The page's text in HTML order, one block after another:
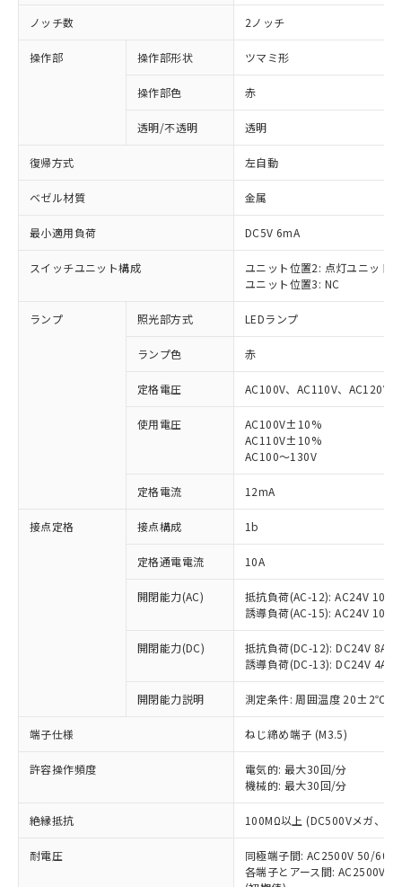
ノッチ数 2ノッチ
操作部 操作部形状 ツマミ形
操作部色 赤
透明/不透明 透明
復帰方式 左自動
ベゼル材質 金属
最小適用負荷 DC5V 6mA
スイッチユニット構成
ユニット位置2: 点灯ユニット
ユニット位置3: NC
ランプ 照光部方式 LEDランプ
ランプ色 赤
定格電圧 AC100V、AC110V、AC120V
使用電圧
AC100V±10%
AC110V±10%
AC100～130V
定格電流 12mA
接点定格 接点構成 1b
定格通電電流 10A
開閉能力(AC)
抵抗負荷(AC-12): AC24V 10A/
誘導負荷(AC-15): AC24V
開閉能力(DC)
抵抗負荷(DC-12): DC24V 8A/
誘導負荷(DC-13): DC24V 4A/
開閉能力説明 測定条件: 周囲温度 20±2℃、
端子仕様 ねじ締め端子 (M3.5)
許容操作頻度
電気的: 最大30回/分
機械的: 最大30回/分
絶縁抵抗 100MΩ以上 (DC500Vメガ、点
耐電圧
同極端子間: AC2500V 50/
各端子とアース間: AC2500V
ご利用条件
以下の条件をお読みいただき、同意のうえ
本サービスは、当社制御機器事業取扱
商品の当社在庫状況および標準価格
(税抜)を提供させていただくもので
当社制御機器事業取扱商品の中には、
ことをご了承ください。
在庫状況および標準価格照会結果は、
記載している更新日時点での社内デー
タに基づき作成されるものであり、閲
覧された時点での実際の在庫および標
準価格とは異なる場合があることをご
対応済み：EU RoHS指令（10物質）の
非含有に対応した製品が提供可能な商品で
す。
対応予定：EU RoHS指令（10物質）の非含
有に対応した製品に切り替える予定のある
対応予定なし：EU RoHS指令（10物質）の
非含有に非対応の商品で、対応品を出す予
調査・確認中：EU RoHS指令（10物質）の
非含有の対応状況を調査中または確認中の
非該当品：ライセンス料など無形物で、有
害物質有無と関係のない商品です。
仕入先様の事情により、非含有部品として
いたものが、含有品と判明した場合などや
むを得ず変更することがあります。
*EU RoHS指令（10物質）：
鉛(Pb) 1000ppm以下、 水銀(Hg) 1000ppm以下、 カド
六価クロム(Cr(Ⅵ)) 1000ppm以下、ポリ臭化ビフェニル
類(PBB) 1000ppm以下、ポリ臭化ジフェニルエーテル類
「○」：最大均質材料含有率が中国RoHSの
基準値以下であることを示します。
「×」：最大均質材料含有率が中国RoHSの
基準値を超えていることを示します。
「－」：未確認です。当社販売部門へお問
*中国RoHS10物質の基準値 (GB/T26572)：
Pb(鉛) :1000ppm、 Hg(水銀) : 1000ppm、 Cd(カドミウ
Cr(Ⅵ)(六価クロム) : 1000ppm、 PBBs(ポリ臭化ビフェ
当社は、これら貴社製品のうち、外国
為替および外国貿易法に定める商品
または国外への提供する場合は、日本
国政府の輸出許可(または役務取引許
可)を取得するなどの必要な手続きを